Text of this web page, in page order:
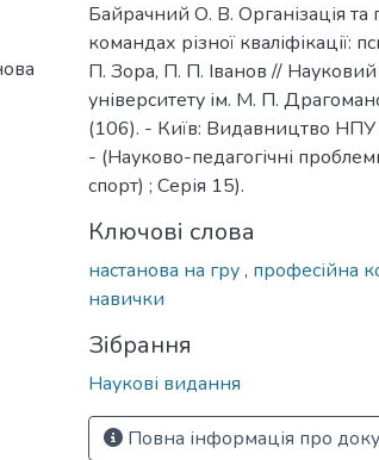
Байрачний О. В. Організація
командах різної кваліфікації:
П. Зора, П. П. Іванов // Науковий
університету ім. М. П.
(106). - Київ: Видавництво
- (Науково-педагогічні
спорт) ; Серія 15).
Ключові слова
настанова на гру, професійна
навички
Зібрання
Наукові видання
Повна інформація про